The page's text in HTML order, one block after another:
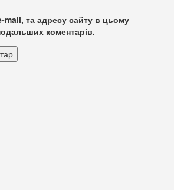
mail, та адресу сайту в цьому
коментарів.